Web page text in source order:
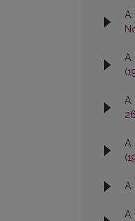
А.
А.
А.
А.
А.
А.